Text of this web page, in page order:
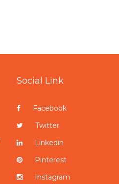
Social Link
Facebook
Twitter
Linkedin
Pinterest
Instagram